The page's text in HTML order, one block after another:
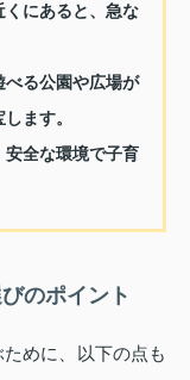
にあると、急な
る公園や広場が
ます。
安全な環境で子育
のポイント
めに、以下の点も